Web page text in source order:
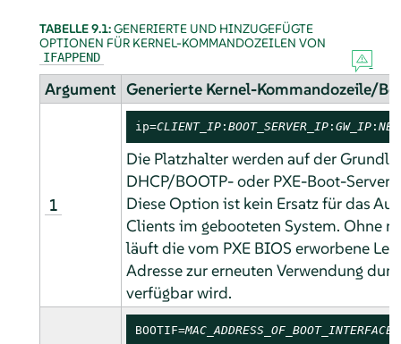
TABELLE 9.1:GENERIERTE UND HINZUGEFÜGTE
OPTIONEN FÜR KERNEL-KOMMANDOZEILEN VON
IFAPPEND
Argument Generierte Kernel-Kommandozeile/
1
ip=CLIENT_IP: BOOT_SERVER_IP: GW_IP:
Die Platzhalter werden auf der
DHCP/BOOTP- oder PXE-Boot-Server
Diese Option ist kein Ersatz für das
Clients im gebooteten System. Ohne
läuft die vom PXE BIOS erworbene
Adresse zur erneuten Verwendung
verfügbar wird.
BOOTIF=MAC_ADDRESS_OF_BOOT_INTERFACE